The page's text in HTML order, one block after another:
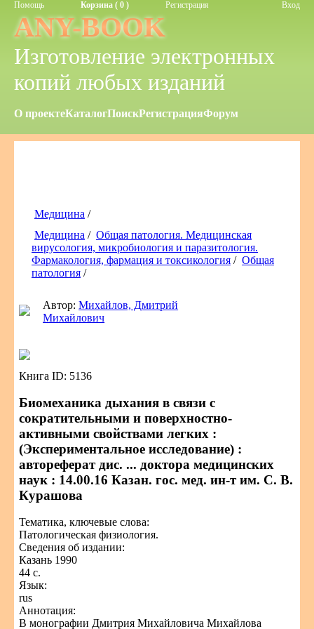
Помощь Корзина ( 0 ) Регистрация Вход
ANY-BOOK
Изготовление электронных
копий любых изданий
О проектеКаталогПоискРегистрацияФорум
Медицина /
Медицина / Общая патология. Медицинская
вирусология, микробиология и паразитология.
Фармакология, фармация и токсикология / Общая
патология /
Автор:Михайлов, Дмитрий
Михайлович
Книга ID: 5136
Биомеханика дыхания в связи с
сократительными и поверхностно-
активными свойствами легких :
(Экспериментальное исследование) :
автореферат дис. ... доктора медицинских
наук : 14.00.16 Казан. гос. мед. ин-т им. С. В.
Курашова
Тематика, ключевые слова:
Патологическая физиология.
Сведения об издании:
Казань 1990
44 с.
Язык:
rus
Аннотация:
В монографии Дмитрия Михайловича Михайлова